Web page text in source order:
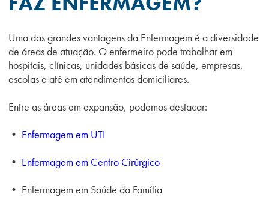
Uma das grandes vantagens da Enfermagem é a diversidade
de áreas de atuação. O enfermeiro pode trabalhar em
hospitais, clínicas, unidades básicas de saúde, empresas,
escolas e até em atendimentos domiciliares.
Entre as áreas em expansão, podemos destacar:
• Enfermagem em UTI
• Enfermagem em Centro Cirúrgico
• Enfermagem em Saúde da Família